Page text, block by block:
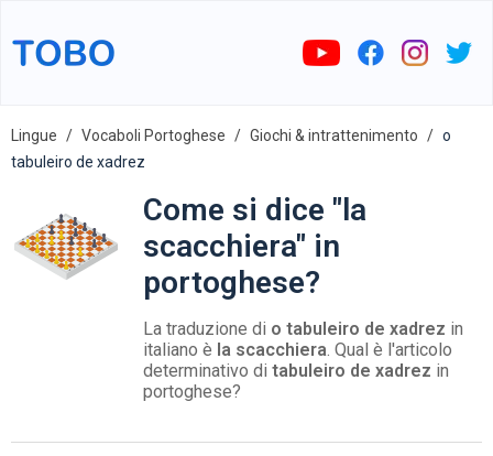
Lingue Vocaboli Portoghese Giochi & intrattenimento
o
tabuleiro de xadrez
Come si dice "la
scacchiera" in
portoghese?
La traduzione di o tabuleiro de xadrez in
italiano è la scacchiera. Qual è l'articolo
determinativo di tabuleiro de xadrez in
portoghese?